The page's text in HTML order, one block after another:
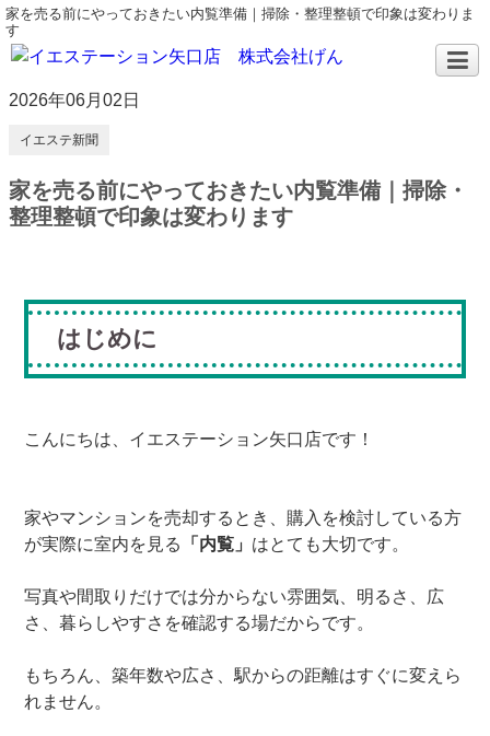
家を売る前にやっておきたい内覧準備｜掃除・整理整頓で印象は変わりま
す
2026年06月02日
イエステ新聞
家を売る前にやっておきたい内覧準備｜掃除・
整理整頓で印象は変わります
はじめに
こんにちは、イエステーション矢口店です！
家やマンションを売却するとき、購入を検討している方
が実際に室内を見る
「内覧」 はとても大切です。
写真や間取りだけでは分からない雰囲気、明るさ、広
さ、暮らしやすさを確認する場だからです。
もちろん、築年数や広さ、駅からの距離はすぐに変えら
れません。